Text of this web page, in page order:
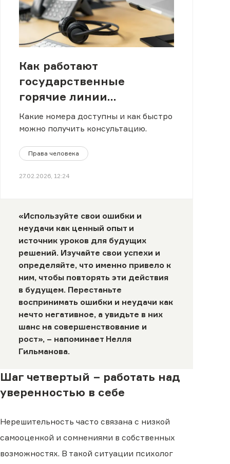
Как работают
государственные
горячие линии
психологической помощи
в Казахстане
Какие номера доступны и как быстро
можно получить консультацию.
Права человека
27.02.2026, 12:24
«Используйте свои ошибки и
неудачи как ценный опыт и
источник уроков для будущих
решений. Изучайте свои успехи и
определяйте, что именно привело к
ним, чтобы повторять эти действия
в будущем. Перестаньте
воспринимать ошибки и неудачи как
нечто негативное, а увидьте в них
шанс на совершенствование и
рост», − напоминает Нелля
Гильманова.
Шаг четвертый − работать над
уверенностью в себе
Нерешительность часто связана с низкой
самооценкой и сомнениями в собственных
возможностях. В такой ситуации психолог